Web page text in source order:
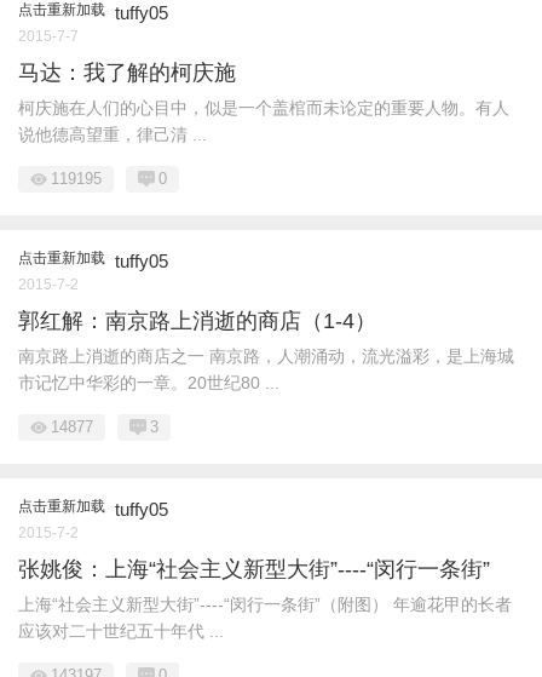
点击重新加载 tuffy05
2015-7-7
马达：我了解的柯庆施
柯庆施在人们的心目中，似是一个盖棺而未论定的重要人物。有人
说他德高望重，律己清 ...
119195 0
点击重新加载 tuffy05
2015-7-2
郭红解：南京路上消逝的商店（1-4）
南京路上消逝的商店之一 南京路，人潮涌动，流光溢彩，是上海城
市记忆中华彩的一章。20世纪80 ...
14877 3
点击重新加载 tuffy05
2015-7-2
张姚俊：上海“社会主义新型大街”----“闵行一条街”
上海“社会主义新型大街”----“闵行一条街”（附图） 年逾花甲的长者
应该对二十世纪五十年代 ...